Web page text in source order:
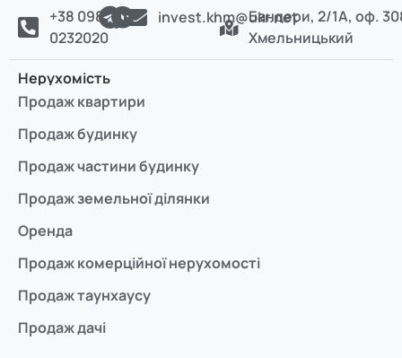
+38 098
0232020
invest.khm@ukr.netБандери, 2/1А, оф.
Хмельницький
Нерухомість
Продаж квартири
Продаж будинку
Продаж частини будинку
Продаж земельної ділянки
Оренда
Продаж комерційної нерухомості
Продаж таунхаусу
Продаж дачі